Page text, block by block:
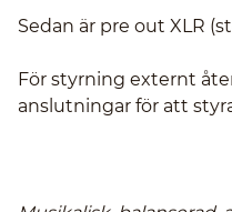
Sedan är pre out XLR
För styrning externt
anslutningar för att